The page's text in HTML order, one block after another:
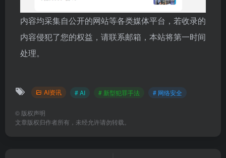
内容均采集自公开的网站等各类媒体平台，若收录的
内容侵犯了您的权益，请联系邮箱，本站将第一时间
处理。
AI资讯 # AI # 新型犯罪手法 # 网络安全
© 版权声明
文章版权归作者所有，未经允许请勿转载。